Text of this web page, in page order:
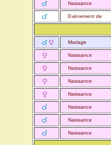
Naissance
Evénement de
Mariage
Naissance
Naissance
Naissance
Naissance
Naissance
Naissance
Naissance